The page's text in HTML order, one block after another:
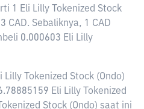
1 Eli Lilly Tokenized Stock
CAD. Sebaliknya, 1 CAD
0.000603 Eli Lilly
Tokenized Stock (Ondo)
Eli Lilly Tokenized
Stock (Ondo) saat ini